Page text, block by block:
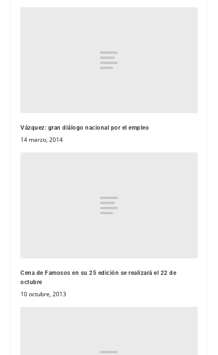
Vázquez: gran diálogo nacional por el empleo
14 marzo, 2014
Cena de Famosos en su 25 edición se realizará el 22 de
octubre
10 octubre, 2013